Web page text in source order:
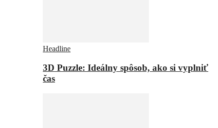
Headline
3D Puzzle: Ideálny spôsob, ako si vyplniť
čas